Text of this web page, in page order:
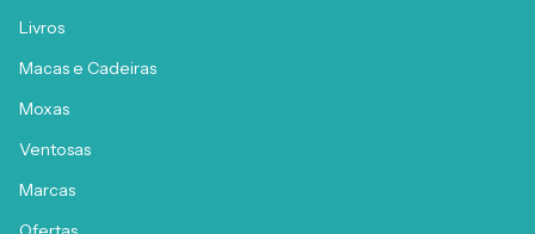
Livros
Macas e Cadeiras
Moxas
Ventosas
Marcas